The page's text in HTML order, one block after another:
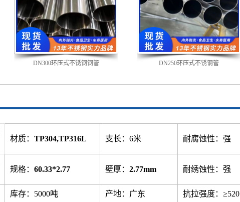
DN300环压式不锈钢钢管 DN250环压式不锈钢管
材质： TP304,TP316L 支长：6米 耐腐蚀性：强
规格： 60.33*2.77 壁厚： 2.77mm 耐绣蚀性：强
库存：5000吨 产地：广东 抗拉强度：≥520